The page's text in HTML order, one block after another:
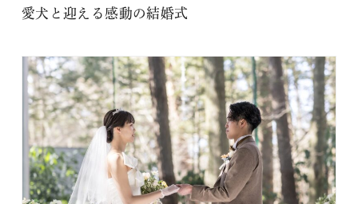
愛犬と迎える感動の結婚式